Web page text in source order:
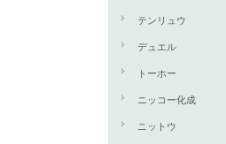
テンリュウ
デュエル
トーホー
ニッコー化成
ニットウ